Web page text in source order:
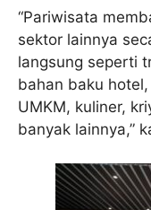
“Pariwisata
sektor lainnya
langsung seperti
bahan baku
UMKM, kuliner,
banyak lainnya,”